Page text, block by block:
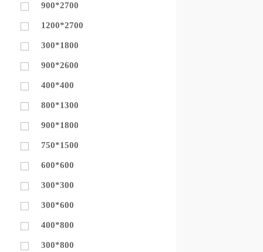
900*2700
1200*2700
300*1800
900*2600
400*400
800*1300
900*1800
750*1500
600*600
300*300
300*600
400*800
300*800